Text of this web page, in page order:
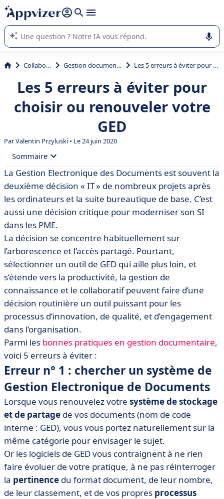
répondre (plusieurs lignes avec
L'IA de Appvizer vous guide dans l'utilisation ou la sélection de
logiciel SaaS en entreprise.
Collaboration Gestion documentaire (GED) Les 5 erreurs à éviter pour choisir ou renouveler votre GED
Les 5 erreurs à éviter pour
choisir ou renouveler votre
GED
ParValentin Przyluski • Le 24 juin 2020
Sommaire
• Erreur n° 1 : chercher un système de Gestion
Electronique de Documents
• Erreur n° 2 : garder les mêmes processus, la même
organisation, la même culture d’entreprise
• Erreur n° 3 : ne pas penser l’automatisation
• Erreur n° 4 : cloisonner outil de collaboration et GED
• Erreur n° 5 : oublier le cycle de vie de l’information :
travail collaboratif, GED, archivage, sécurisation des
documents
La Gestion Electronique des Documents est souvent la
deuxième décision « IT » de nombreux projets après
les ordinateurs et la suite bureautique de base. C’est
aussi une décision critique pour moderniser son SI
dans les PME.
La décision se concentre habituellement sur
l’arborescence et l’accès partagé. Pourtant,
sélectionner un outil de GED qui aille plus loin, et
s’étende vers la productivité, la gestion de
connaissance et le collaboratif peuvent faire d’une
décision routinière un outil puissant pour les
processus d’innovation, de qualité, et d’engagement
dans l’organisation.
Parmi les bonnes pratiques en gestion documentaire,
voici 5 erreurs à éviter :
Erreur n° 1 : chercher un système de
Gestion Electronique de Documents
Lorsque vous renouvelez votre système de stockage
et de partage de vos documents (nom de code
interne : GED), vous vous portez naturellement sur la
même catégorie pour envisager le sujet.
Or les logiciels de GED vous contraignent à ne rien
faire évoluer de votre pratique, à ne pas réinterroger
la pertinence du format document, de leur nombre,
de leur classement, et de vos propres processus